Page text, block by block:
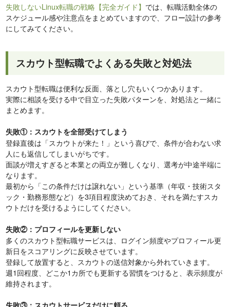
失敗しないLinux転職の戦略【完全ガイド】 では、転職活動全体の
スケジュール感や注意点をまとめていますので、フロー設計の参考
にしてみてください。
スカウト型転職でよくある失敗と対処法
スカウト型転職は便利な反面、落とし穴もいくつかあります。
実際に相談を受ける中で目立った失敗パターンを、対処法と一緒に
まとめます。
失敗①：スカウトを全部受けてしまう
登録直後は「スカウトが来た！」という喜びで、条件が合わない求
人にも返信してしまいがちです。
面談が増えすぎると本業との両立が難しくなり、選考が中途半端に
なります。
最初から「この条件だけは譲れない」という基準（年収・技術スタ
ック・勤務形態など）を3項目程度決めておき、それを満たすスカ
ウトだけを受けるようにしてください。
失敗②：プロフィールを更新しない
多くのスカウト型転職サービスは、ログイン頻度やプロフィール更
新日をスコアリングに反映させています。
登録して放置すると、スカウトの送信対象から外れていきます。
週1回程度、どこか1カ所でも更新する習慣をつけると、表示頻度が
維持されます。
失敗③：スカウトサービスだけに頼る